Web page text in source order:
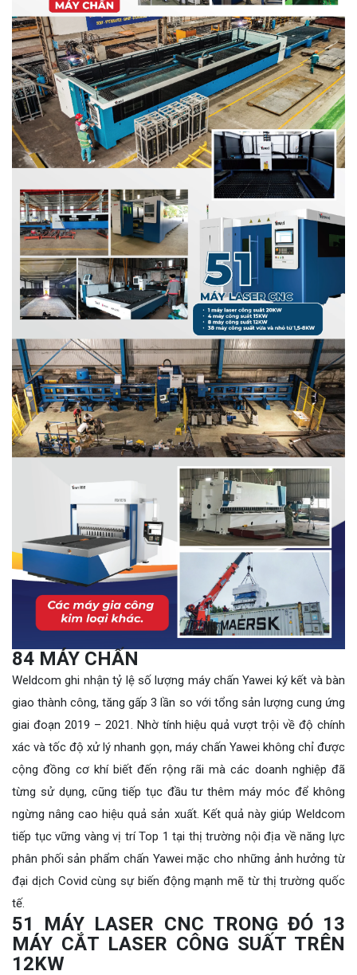
84 MÁY CHẤN
Weldcom ghi nhận tỷ lệ số lượng máy chấn Yawei ký kết và bàn
giao thành công, tăng gấp 3 lần so với tổng sản lượng cung ứng
giai đoạn 2019 – 2021. Nhờ tính hiệu quả vượt trội về độ chính
xác và tốc độ xử lý nhanh gọn, máy chấn Yawei không chỉ được
cộng đồng cơ khí biết đến rộng rãi mà các doanh nghiệp đã
từng sử dụng, cũng tiếp tục đầu tư thêm máy móc để không
ngừng nâng cao hiệu quả sản xuất. Kết quả này giúp Weldcom
tiếp tục vững vàng vị trí Top 1 tại thị trường nội địa về năng lực
phân phối sản phẩm chấn Yawei mặc cho những ảnh hưởng từ
đại dịch Covid cùng sự biến động mạnh mẽ từ thị trường quốc
tế.
51 MÁY LASER CNC TRONG ĐÓ 13
MÁY CẮT LASER CÔNG SUẤT TRÊN
12KW